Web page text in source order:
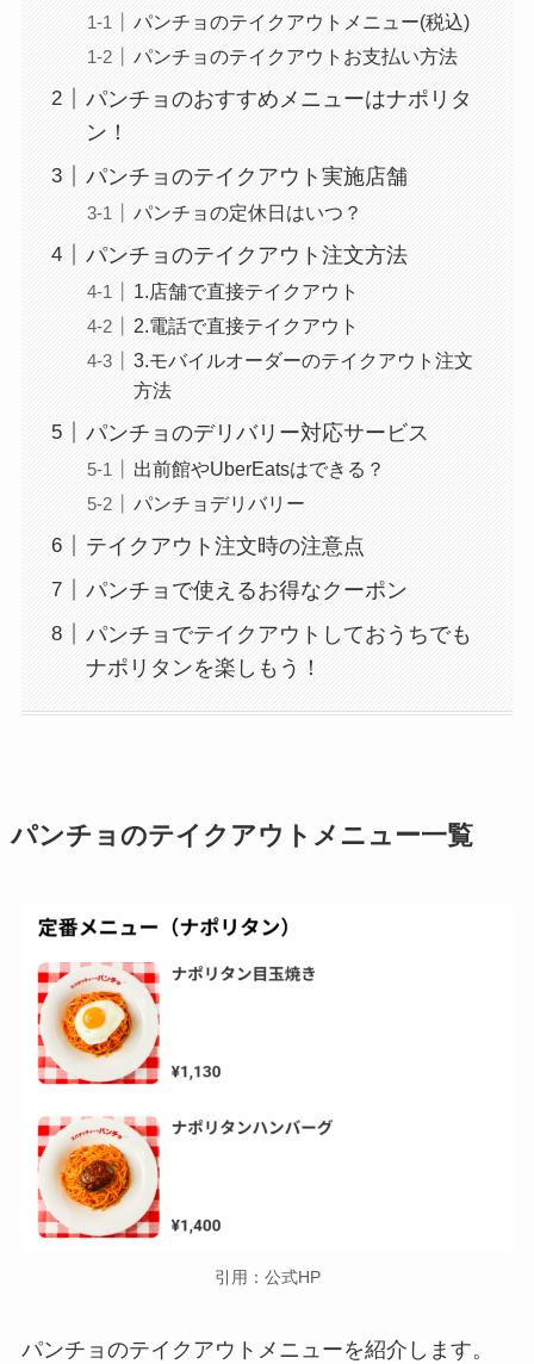
パンチョのテイクアウトメニュー(税込)
パンチョのテイクアウトお支払い方法
パンチョのおすすめメニューはナポリタ
ン！
パンチョのテイクアウト実施店舗
パンチョの定休日はいつ？
パンチョのテイクアウト注文方法
1.店舗で直接テイクアウト
2.電話で直接テイクアウト
3.モバイルオーダーのテイクアウト注文
方法
パンチョのデリバリー対応サービス
出前館やUberEatsはできる？
パンチョデリバリー
テイクアウト注文時の注意点
パンチョで使えるお得なクーポン
パンチョでテイクアウトしておうちでも
ナポリタンを楽しもう！
パンチョのテイクアウトメニュー一覧
引用：公式HP
パンチョのテイクアウトメニューを紹介します。